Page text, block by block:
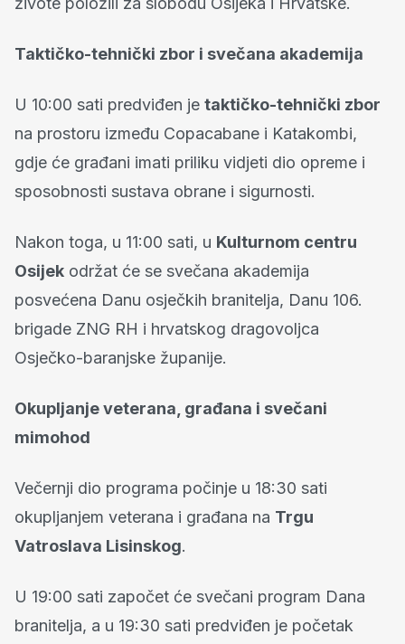
Taktičko-tehnički zbor i svečana akademija
U 10:00 sati predviđen je taktičko-tehnički zbor
na prostoru između Copacabane i Katakombi,
gdje će građani imati priliku vidjeti dio opreme i
sposobnosti sustava obrane i sigurnosti.
Nakon toga, u 11:00 sati, u Kulturnom centru
Osijek održat će se svečana akademija
posvećena Danu osječkih branitelja, Danu 106.
brigade ZNG RH i hrvatskog dragovoljca
Osječko-baranjske županije.
Okupljanje veterana, građana i svečani
mimohod
Večernji dio programa počinje u 18:30 sati
okupljanjem veterana i građana na Trgu
Vatroslava Lisinskog.
U 19:00 sati započet će svečani program Dana
branitelja, a u 19:30 sati predviđen je početak